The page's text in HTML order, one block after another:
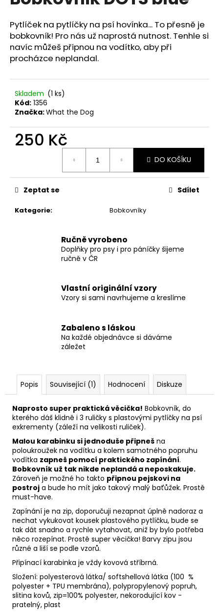
z
5
hvězdiček.
Pytlíček na pytlíčky na psí hovínka... To přesně je
bobkovník! Pro nás už naprostá nutnost. Tenhle si
navíc můžeš připnou na vodítko, aby při
procházce neplandal.
Skladem (1 ks)
Kód: 1356
Značka:What the Dog
250 Kč
DO KOŠÍKU
Kategorie: Bobkovníky
Zeptat se Sdílet
Ručně vyrobeno
Doplňky pro psy i pro páníčky šijeme
ručně v ČR
Vlastní originální vzory
Vzory si sami navrhujeme a kreslíme
Zabaleno s láskou
Na každé objednávce si dáváme
záležet
Popis Související (1) Hodnocení Diskuze
Naprosto super praktická věcička! Bobkovník, do
kterého dáš klidně i 3 ruličky s plastovými pytlíčky na psí
exkrementy (záleží na velikosti ruliček).
Malou karabinku si jednoduše připneš na
poloukroužek na vodítku a kolem samotného popruhu
vodítka zapneš pomocí praktického zapínání.
Bobkovník už tak nikde neplandá a neposkakuje.
Zároveň je možné ho takto připnou pejskovi na
postroj a bude ho mít jako takový malý baťůžek. Prostě
must-have.
Zapínání je na zip, doporučuji nezapnat úplně nadoraz a
nechat vykukovat kousek plastového pytlíčku, bude se
tak dát snadno a rychle vytahovat, aniž by bylo potřeba
něco rozepínat. Prostě super věcička! Barvy zipu jsou
různé a liší se podle vzorů.
Připínací karabinka je vždy kovová stříbrná.
Složení: polyesterová látka/ softshellová látka (100 %
polyester + TPU membrána), polypropylenový popruh,
slitina kovů, zip=100% polyester, nekorodující kov -
pratelný, plast
j
í
t
?
HLEDAT
p
o
u